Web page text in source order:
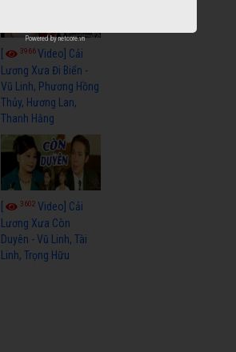
3966Video] Cải
Lương Xưa Đi Biển -
Vũ Linh, Phương Hồng
Thủy, Hương Lan,
Thanh Hằng
3602Video] Cải
Lương Xưa Còn
Duyên - Vũ Linh, Tài
Linh, Trọng Hữu
Powered bynetcore.vn